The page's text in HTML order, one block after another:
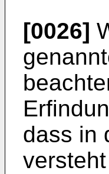
[0026]
dass in